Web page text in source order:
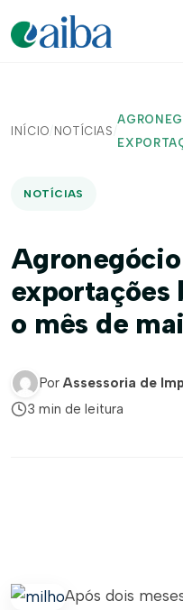
INÍCIO/ NOTÍCIAS /
NOTÍCIAS
exportações
o mês de
Por Assessoria de
3 min de leitura
Após dois